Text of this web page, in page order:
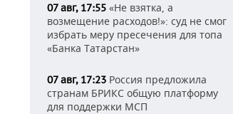
07 авг, 17:55 «Не взятка, а
возмещение расходов!»: суд не смог
избрать меру пресечения для топа
«Банка Татарстан»
07 авг, 17:23 Россия предложила
странам БРИКС общую платформу
для поддержки МСП